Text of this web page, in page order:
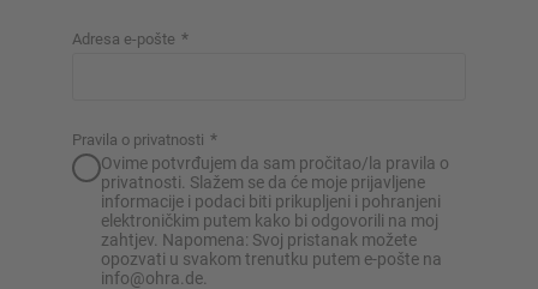
Adresa e-pošte *
Pravila o privatnosti *
Ovime potvrđujem da sam pročitao/la pravila o
privatnosti. Slažem se da će moje prijavljene
informacije i podaci biti prikupljeni i pohranjeni
elektroničkim putem kako bi odgovorili na moj
zahtjev. Napomena: Svoj pristanak možete
opozvati u svakom trenutku putem e-pošte na
info@ohra.de.